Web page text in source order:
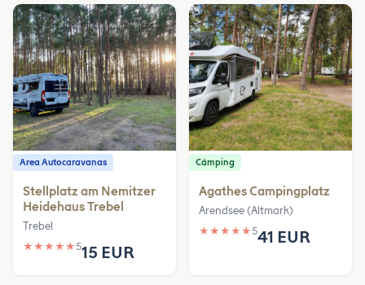
Area Autocaravanas
Stellplatz am Nemitzer
Heidehaus Trebel
Trebel
★ ★ ★ ★ ★515 EUR
Cámping
Agathes Campingplatz
Arendsee (Altmark)
★ ★ ★ ★ ★541 EUR